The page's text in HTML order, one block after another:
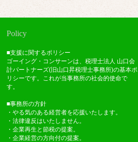
Policy
■支援に関するポリシー
ゴーイング・コンサーンは、税理士法人 山口会
計パートナーズ(旧山口昇税理士事務所)の基本ポ
リシーです。これが当事務所の社会的使命で
す。
■事務所の方針
・やる気のある経営者を応援いたします。
・法律違反はいたしません。
・企業再生と節税の提案。
・企業経営の方向付の提案。